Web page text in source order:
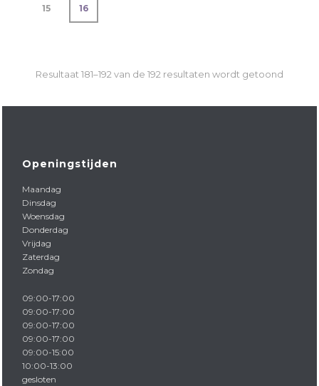
15 16
Resultaat 181–192 van de 192 resultaten wordt getoond
Openingstijden
Maandag
Dinsdag
Woensdag
Donderdag
Vrijdag
Zaterdag
Zondag
09:00-17:00
09:00-17:00
09:00-17:00
09:00-17:00
09:00-15:00
10:00-13:00
gesloten